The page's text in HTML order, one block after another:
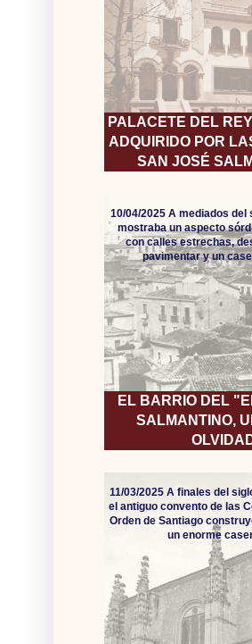
PALACETE DEL REY
ADQUIRIDO POR
SAN JOSÉ
EL BARRIO DEL
SALMANTINO,
10/04/2025 A mediados del
mostraba un aspecto
con calles estrechas,
pavimentar y un
11/03/2025 A finales del
el antiguo convento de las
Orden de Santiago
un enorme